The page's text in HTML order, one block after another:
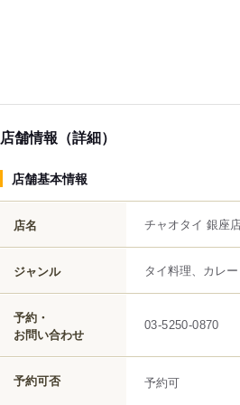
店舗情報（詳細）
店舗基本情報
店名 チャオタイ 銀座
ジャンル タイ料理、カレー
予約・
お問い合わせ
03-5250-0870
予約可否 予約可